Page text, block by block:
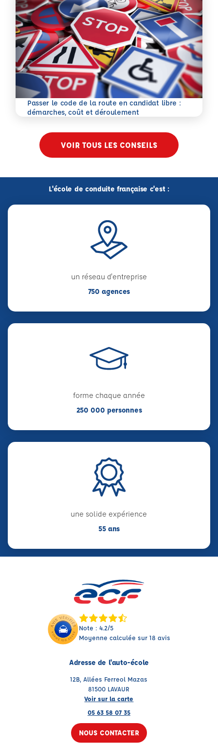
Passer le code de la route en candidat libre :
démarches, coût et déroulement
En savoir plus
VOIR TOUS LES CONSEILS
L'école de conduite française c'est :
un réseau d'entreprise
750 agences
forme chaque année
250 000 personnes
une solide expérience
55 ans
Note : 4.2/5
Moyenne calculée sur 18 avis
Adresse de l'auto-école
12B, Allées Ferreol Mazas
81500 LAVAUR
Voir sur la carte
05 63 58 07 35
NOUS CONTACTER